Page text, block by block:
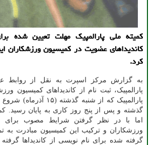
کمیته ملی پارالمپیک مهلت تعیین شده
کاندیداهای عضویت در کمیسیون ورزشکاران
کرد.
به گزارش مرکز اسپرت به نقل از روابط
پارالمپیک، ثبت نام از کاندیداهای کمیسیون
پارالمپیک که از شنبه
گذشته و پس از پنج روز کاری به پایان رسید.
اما با در نظر گرفتن شرایط مصوب برای
ورزشکاران و ترکیب این کمیسیون مبادرت به
گرفته شده برای نام نویسی از کاندیداها